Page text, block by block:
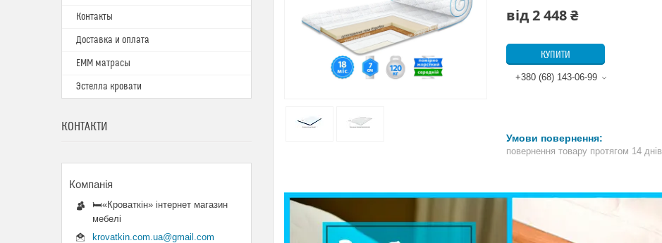
від2 448 ₴
КУПИТИ
+380 (68) 143-06-99
повернення товару протягом 14 днів
Контакты
Доставка и оплата
ЕММ матрасы
Эстелла кровати
КОНТАКТИ
🛏«Кроваткiн» iнтернет магазин
мебелi
krovatkin.com.ua@gmail.com